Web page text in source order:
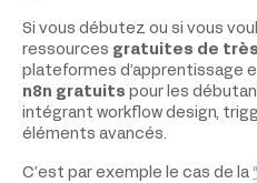
Si vous débutez ou si vous
ressources gratuites de
plateformes d’apprentissage
n8n gratuits pour les
intégrant workflow design,
éléments avancés.
C’est par exemple le cas de la